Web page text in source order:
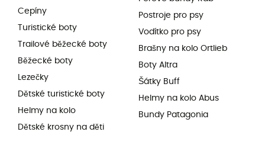
Cepíny
Turistické boty
Trailové běžecké boty
Běžecké boty
Lezečky
Dětské turistické boty
Helmy na kolo
Dětské krosny na děti
Postroje pro psy
Vodítko pro psy
Brašny na kolo Ortlieb
Boty Altra
Šátky Buff
Helmy na kolo Abus
Bundy Patagonia